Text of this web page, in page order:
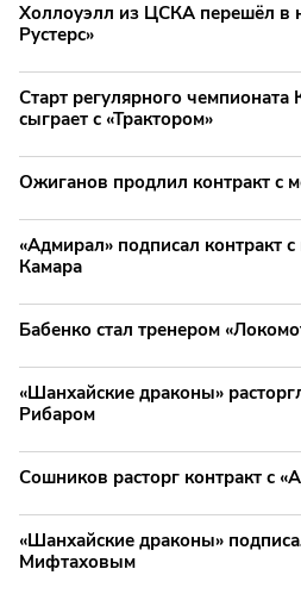
Холлоуэлл из ЦСКА перешёл в
Рустерс»
Старт регулярного
сыграет с «Трактором»
Ожиганов продлил контракт с
«Адмирал» подписал контракт
Камара
Бабенко стал тренером
«Шанхайские драконы»
Рибаром
Сошников расторг контракт с
«Шанхайские драконы»
Мифтаховым